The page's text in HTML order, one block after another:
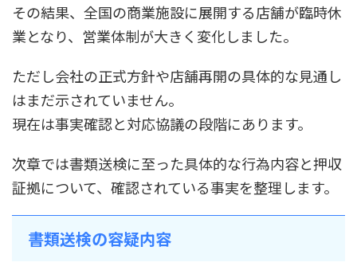
その結果、全国の商業施設に展開する店舗が臨時休
業となり、営業体制が大きく変化しました。
ただし会社の正式方針や店舗再開の具体的な見通し
はまだ示されていません。
現在は事実確認と対応協議の段階にあります。
次章では書類送検に至った具体的な行為内容と押収
証拠について、確認されている事実を整理します。
書類送検の容疑内容